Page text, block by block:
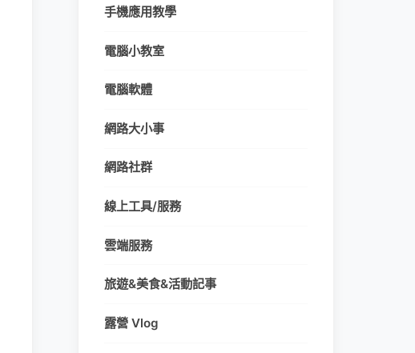
手機應用教學
電腦小教室
電腦軟體
網路大小事
網路社群
線上工具/服務
雲端服務
旅遊&美食&活動記事
露營 Vlog